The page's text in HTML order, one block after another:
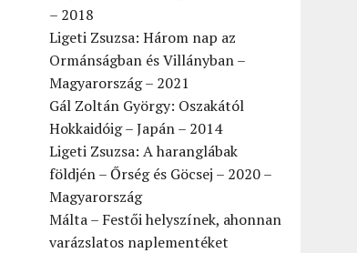
– 2018
Ligeti Zsuzsa: Három nap az
Ormánságban és Villányban –
Magyarország – 2021
Gál Zoltán György: Oszakától
Hokkaidóig – Japán – 2014
Ligeti Zsuzsa: A haranglábak
földjén – Őrség és Göcsej – 2020 –
Magyarország
Málta – Festői helyszínek, ahonnan
varázslatos naplementéket